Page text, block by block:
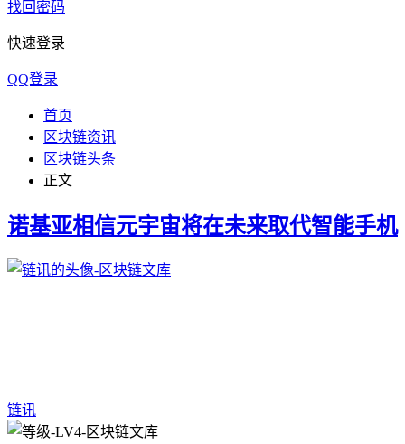
找回密码
快速登录
QQ登录
首页
区块链资讯
区块链头条
正文
诺基亚相信元宇宙将在未来取代智能手机
链讯